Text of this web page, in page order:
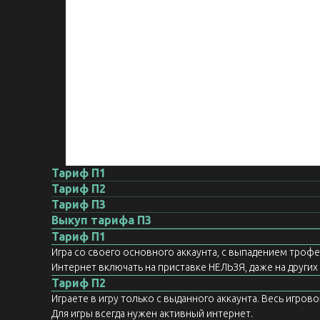
Тариф П1
Тариф П2
Тариф П3
Выкуп тарифа П3
Тариф П1
Игра со своего основного аккаунта, с выпадением
Интернет включать на приставке НЕЛЬЗЯ, даже на
Тариф П2
Играете в игру только с выданного аккаунта. Весь
Для игры всегда нужен активный интернет.